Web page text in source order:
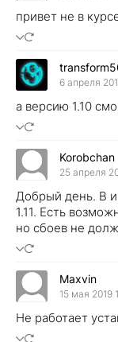
привет не в
6 апреля
а версию 1.10
Korobchan
25 апреля
Добрый день. В
1.11. Есть
но сбоев не
Maxvin
15 мая 2019
Не работает